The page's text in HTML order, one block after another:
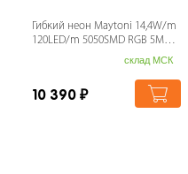
Гибкий неон Maytoni 14,4W/m
120LED/m 5050SMD RGB 5М
склад МСК
10 390 ₽